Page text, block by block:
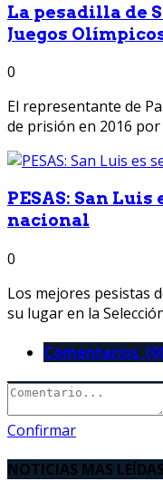
La pesadilla de
Juegos
0
El representante de
de prisión en 2016 por
PESAS: San
nacional
0
Los mejores pesistas
su lugar en la
Comentarios
Confirmar
NOTICIAS MAS LEÍDAS